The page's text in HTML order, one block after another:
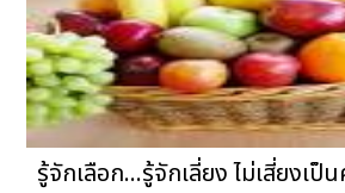
รู้จักเลือก...รู้จักเลี่ยง ไม่เสี่ยงเป็